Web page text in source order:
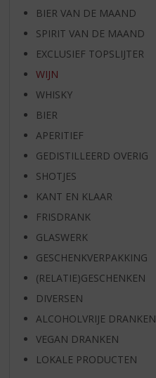
BIER VAN DE MAAND
SPIRIT VAN DE MAAND
EXCLUSIEF TOPSLIJTER
WIJN
WHISKY
BIER
APERITIEF
GEDISTILLEERD OVERIG
SHOTJES
KANT EN KLAAR
FRISDRANK
GLASWERK
GESCHENKVERPAKKING
(RELATIE)GESCHENKEN
DIVERSEN
ALCOHOLVRIJE DRANKEN
VEGAN DRANKEN
LOKALE PRODUCTEN